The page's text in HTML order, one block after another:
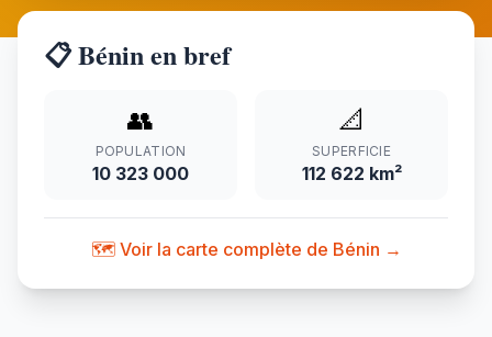
📋 Bénin en bref
👥
POPULATION
10 323 000
📐
SUPERFICIE
112 622 km²
🗺️ Voir la carte complète de Bénin →